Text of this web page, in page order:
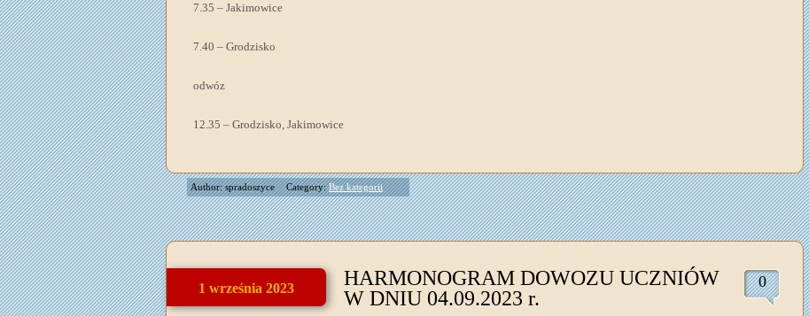
7.35 – Jakimowice
7.40 – Grodzisko
odwóz
12.35 – Grodzisko, Jakimowice
Author: spradoszyce Category:Bez kategorii
1 września 2023
HARMONOGRAM DOWOZU UCZNIÓW
W DNIU 04.09.2023 r.
0